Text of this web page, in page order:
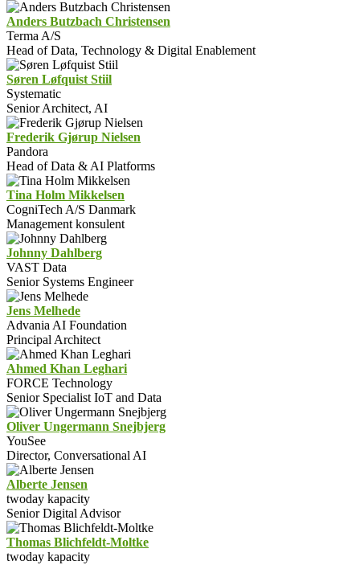
Anders Butzbach Christensen
Terma A/S
Head of Data, Technology & Digital Enablement
Søren Løfquist Stiil
Systematic
Senior Architect, AI
Frederik Gjørup Nielsen
Pandora
Head of Data & AI Platforms
Tina Holm Mikkelsen
CogniTech A/S Danmark
Management konsulent
Johnny Dahlberg
VAST Data
Senior Systems Engineer
Jens Melhede
Advania AI Foundation
Principal Architect
Ahmed Khan Leghari
FORCE Technology
Senior Specialist IoT and Data
Oliver Ungermann Snejbjerg
YouSee
Director, Conversational AI
Alberte Jensen
twoday kapacity
Senior Digital Advisor
Thomas Blichfeldt-Moltke
twoday kapacity